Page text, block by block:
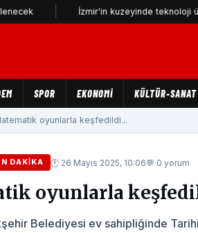
İzmir'in kuzeyinde teknoloji üssü
SPOR EKONOMİ KÜLTÜR-SANAT
oyunlarla keşfedildi...
DAKIKA 🕐 26 Mayıs 2025, 10:06💬 0 yorum
oyunlarla
Belediyesi ev sahipliğinde